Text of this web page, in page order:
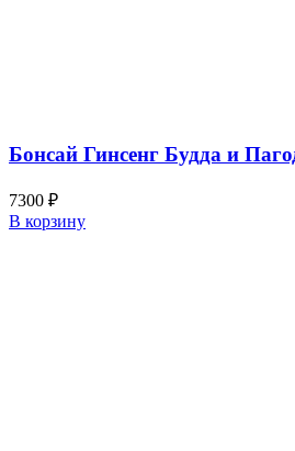
Бонсай Гинсенг Будда и
7300 ₽
В корзину